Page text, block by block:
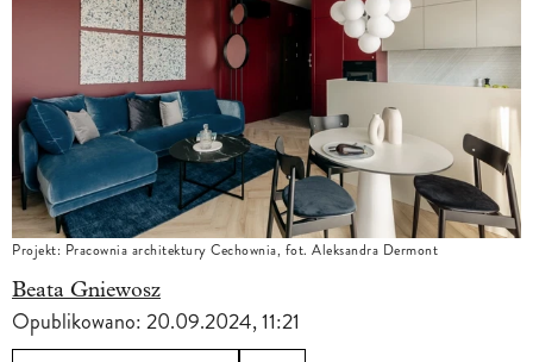
Projekt: Pracownia architektury Cechownia, fot. Aleksandra Dermont
Beata Gniewosz
Opublikowano:20.09.2024, 11:21